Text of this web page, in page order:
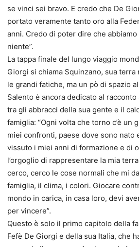
se vinci sei bravo. E credo che De
portato veramente tanto oro alla
anni. Credo di poter dire che
niente”.
La tappa finale del lungo viaggio
Giorgi si chiama Squinzano, sua
le grandi fatiche, ma un pò di spazio
Salento è ancora dedicato al
tra gli abbracci della sua gente e il
famiglia: “Ogni volta che torno c’è un
miei confronti, paese dove sono nato
vissuto i miei anni di formazione e di
l’orgoglio di rappresentare la mia
cerco, cerco le cose normali che mi
famiglia, il clima, i colori. Giocare
mondo in carica, in casa loro, devi
per vincere”.
Questo è solo il primo capitolo della
Fefè De Giorgi e della sua Italia, che